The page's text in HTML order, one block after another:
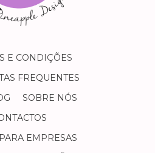
E CONDIÇÕES
FREQUENTES
SOBRE NÓS
EMPRESAS